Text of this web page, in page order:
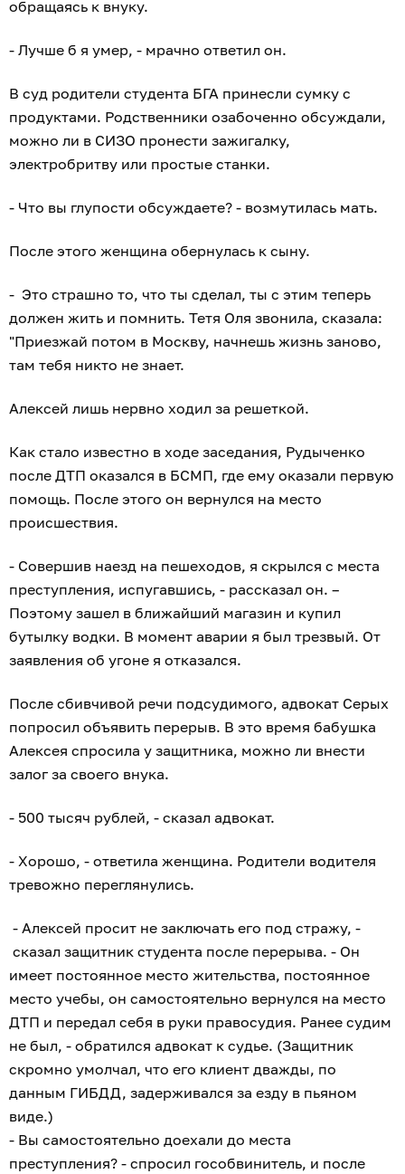
обращаясь к внуку.
- Лучше б я умер, - мрачно ответил он.
В суд родители студента БГА принесли сумку с
продуктами. Родственники озабоченно обсуждали,
можно ли в СИЗО пронести зажигалку,
электробритву или простые станки.
- Что вы глупости обсуждаете? - возмутилась мать.
После этого женщина обернулась к сыну.
- Это страшно то, что ты сделал, ты с этим теперь
должен жить и помнить. Тетя Оля звонила, сказала:
"Приезжай потом в Москву, начнешь жизнь заново,
там тебя никто не знает.
Алексей лишь нервно ходил за решеткой.
Как стало известно в ходе заседания, Рудыченко
после ДТП оказался в БСМП, где ему оказали первую
помощь. После этого он вернулся на место
происшествия.
- Совершив наезд на пешеходов, я скрылся с места
преступления, испугавшись, - рассказал он. –
Поэтому зашел в ближайший магазин и купил
бутылку водки. В момент аварии я был трезвый. От
заявления об угоне я отказался.
После сбивчивой речи подсудимого, адвокат Серых
попросил объявить перерыв. В это время бабушка
Алексея спросила у защитника, можно ли внести
залог за своего внука.
- 500 тысяч рублей, - сказал адвокат.
- Хорошо, - ответила женщина. Родители водителя
тревожно переглянулись.
- Алексей просит не заключать его под стражу, -
сказал защитник студента после перерыва. - Он
имеет постоянное место жительства, постоянное
место учебы, он самостоятельно вернулся на место
ДТП и передал себя в руки правосудия. Ранее судим
не был, - обратился адвокат к судье. (Защитник
скромно умолчал, что его клиент дважды, по
данным ГИБДД, задерживался за езду в пьяном
виде.)
- Вы самостоятельно доехали до места
преступления? - спросил гособвинитель, и после